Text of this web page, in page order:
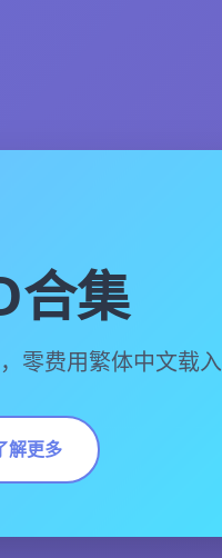
合集
零费用繁体中文载入
解更多